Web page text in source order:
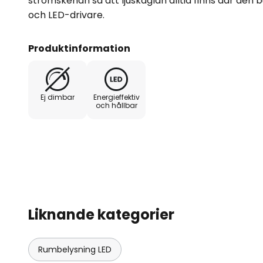
och LED-drivare.
Produktinformation
Ej dimbar
Energieffektiv
och hållbar
Liknande kategorier
Rumbelysning LED